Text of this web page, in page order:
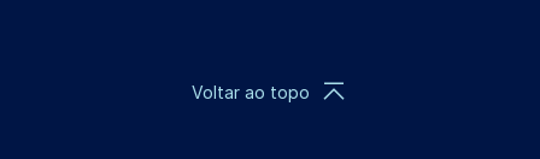
Voltar ao topo